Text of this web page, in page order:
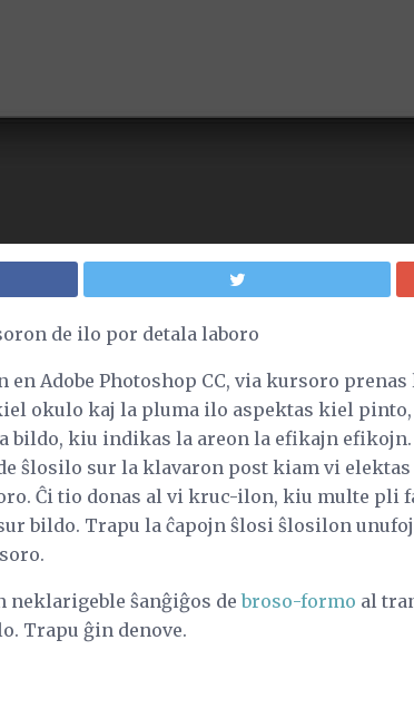
de ilo por detala laboro
Adobe Photoshop CC, via kursoro
okulo kaj la pluma ilo aspektas kiel pinto,
kiu indikas la areon la efikajn efikojn.
ŝlosilo sur la klavaron post kiam vi
Ĉi tio donas al vi kruc-ilon, kiu multe pli
bildo. Trapu la ĉapojn ŝlosi ŝlosilon
neklarigeble ŝanĝiĝos debroso-formo al
Trapu ĝin denove.